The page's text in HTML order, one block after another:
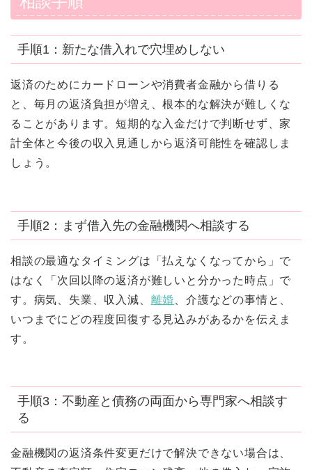
手順1：新たな借入れで穴埋めしない
返済のためにカードローンや消費者金融から借りる
と、毎月の返済負担が増え、根本的な解決が難しくな
ることがあります。短期的な入金だけで判断せず、家
計全体と今後の収入見通しから返済可能性を確認しま
しょう。
手順2：まず借入先の金融機関へ相談する
相談の最適なタイミングは「払えなくなってから」で
はなく「次回以降の返済が難しいと分かった時点」で
す。病気、失業、収入減、 離婚 、介護などの事情と、
いつまでにどの程度回復する見込みがあるかを伝えま
す。
手順3：不動産と債務の両面から専門家へ相談す
る
金融機関の返済条件変更だけで解決できない場合は、